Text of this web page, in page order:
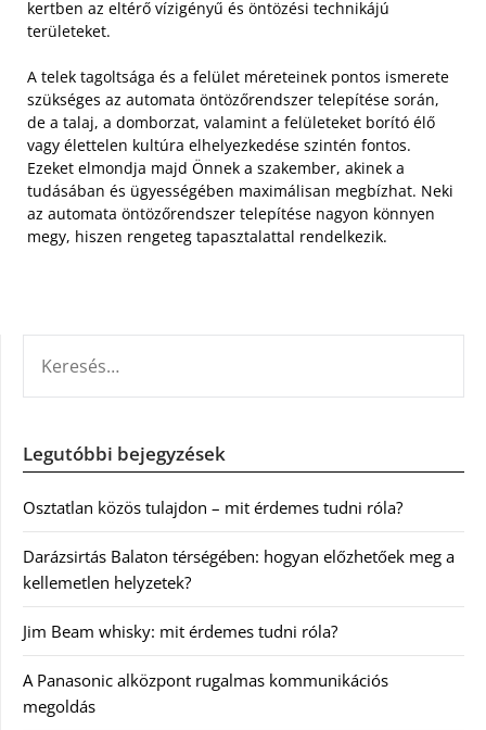
kertben az eltérő vízigényű és öntözési technikájú
területeket.
A telek tagoltsága és a felület méreteinek pontos ismerete
szükséges az automata öntözőrendszer telepítése során,
de a talaj, a domborzat, valamint a felületeket borító élő
vagy élettelen kultúra elhelyezkedése szintén fontos.
Ezeket elmondja majd Önnek a szakember, akinek a
tudásában és ügyességében maximálisan megbízhat. Neki
az automata öntözőrendszer telepítése nagyon könnyen
megy, hiszen rengeteg tapasztalattal rendelkezik.
Legutóbbi bejegyzések
Osztatlan közös tulajdon – mit érdemes tudni róla?
Darázsirtás Balaton térségében: hogyan előzhetőek meg a
kellemetlen helyzetek?
Jim Beam whisky: mit érdemes tudni róla?
A Panasonic alközpont rugalmas kommunikációs
megoldás